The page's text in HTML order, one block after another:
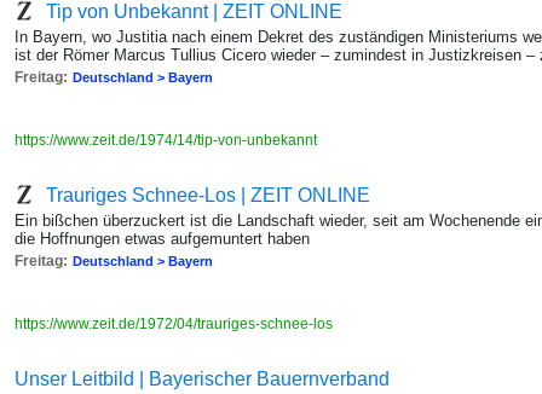
Tip von Unbekannt | ZEIT ONLINE
In Bayern, wo Justitia nach einem Dekret des zuständigen Ministeriums
ist der Römer Marcus Tullius Cicero wieder – zumindest in Justizkreisen –
Freitag: Deutschland > Bayern
https://www.zeit.de/1974/14/tip-von-unbekannt
Trauriges Schnee-Los | ZEIT ONLINE
Ein bißchen überzuckert ist die Landschaft wieder, seit am Wochenende
die Hoffnungen etwas aufgemuntert haben
Freitag: Deutschland > Bayern
https://www.zeit.de/1972/04/trauriges-schnee-los
Unser Leitbild | Bayerischer Bauernverband